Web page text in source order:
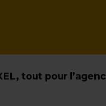
tout pour